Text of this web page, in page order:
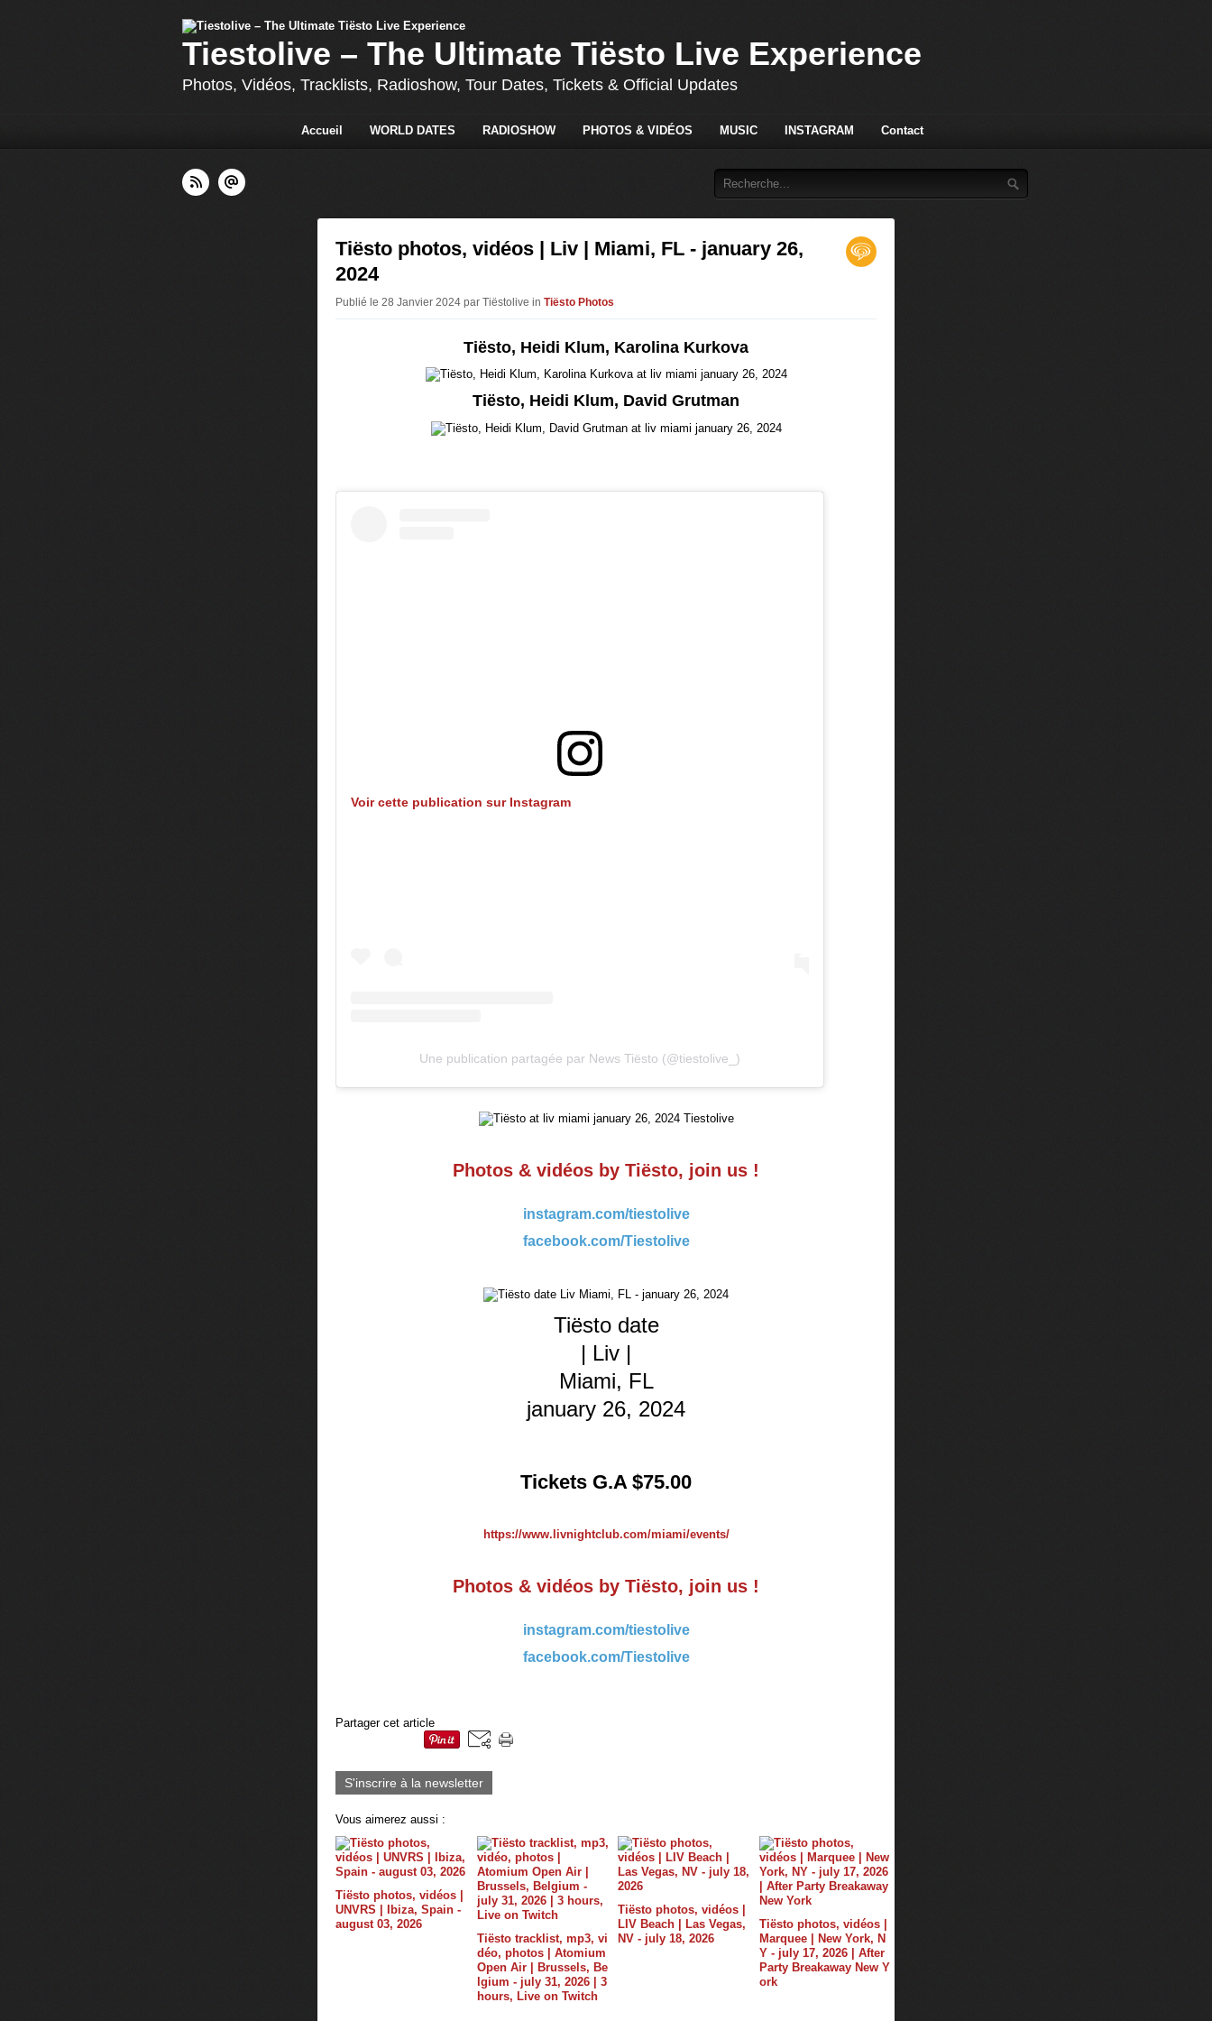
Tiestolive – The Ultimate Tiësto Live Experience
Photos, Vidéos, Tracklists, Radioshow, Tour Dates, Tickets & Official Updates
Accueil WORLD DATES RADIOSHOW PHOTOS & VIDÉOS MUSIC INSTAGRAM Contact
Tiësto photos, vidéos | Liv | Miami, FL - january 26,
2024
Publié le 28 Janvier 2024 par Tiëstolive in Tiësto Photos
Tiësto, Heidi Klum, Karolina Kurkova
Tiësto, Heidi Klum, David Grutman
Voir cette publication sur Instagram
Une publication partagée par News Tiësto (@tiestolive_)
Photos & vidéos by Tiësto, join us !
instagram.com/tiestolive
facebook.com/Tiestolive
Tiësto date
| Liv |
Miami, FL
january 26, 2024
Tickets G.A $75.00
https://www.livnightclub.com/miami/events/
Photos & vidéos by Tiësto, join us !
instagram.com/tiestolive
facebook.com/Tiestolive
Partager cet article
S'inscrire à la newsletter
Vous aimerez aussi :
Tiësto photos, vidéos |
UNVRS | Ibiza, Spain -
august 03, 2026
Tiësto tracklist, mp3, vi
déo, photos | Atomium
Open Air | Brussels, Be
lgium - july 31, 2026 | 3
hours, Live on Twitch
Tiësto photos, vidéos |
LIV Beach | Las Vegas,
NV - july 18, 2026
Tiësto photos, vidéos |
Marquee | New York, N
Y - july 17, 2026 | After
Party Breakaway New Y
ork